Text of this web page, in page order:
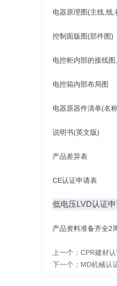
电器原理图(主线,线
控制面版图(部件图)
电控柜内部的接线
电控箱内部布局图
电器原器件清单(名
说明书(英文版)
产品差异表
CE认证申请表
低电压LVD认证
产品资料准备齐全2
上一个： CPR建材
下一个： MD机械认